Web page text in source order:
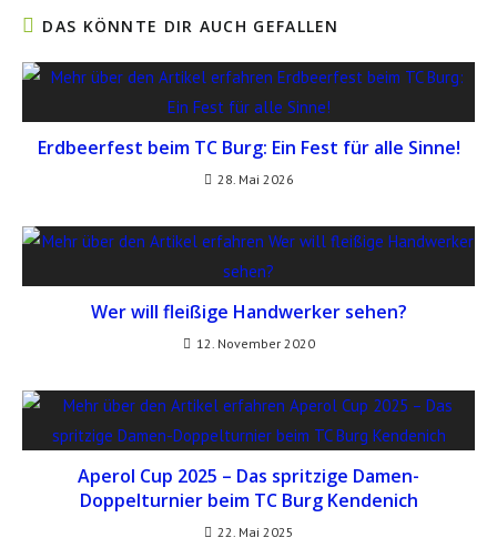
DAS KÖNNTE DIR AUCH GEFALLEN
Erdbeerfest beim TC Burg: Ein Fest für alle Sinne!
28. Mai 2026
Wer will fleißige Handwerker sehen?
12. November 2020
Aperol Cup 2025 – Das spritzige Damen-
Doppelturnier beim TC Burg Kendenich
22. Mai 2025